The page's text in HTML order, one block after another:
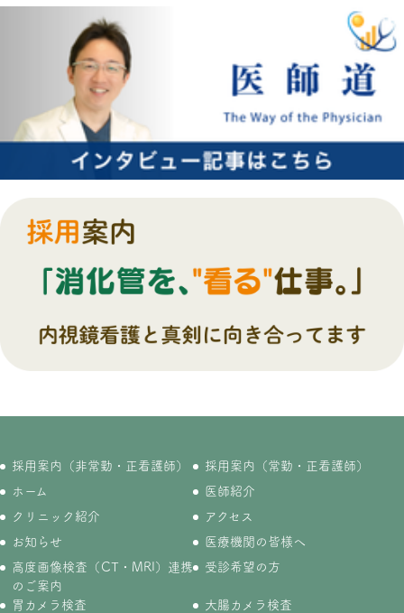
採用案内（非常勤・正看護師）
採用案内（常勤・正看護師）
ホーム
医師紹介
クリニック紹介
アクセス
お知らせ
医療機関の皆様へ
高度画像検査（CT・MRI）連携
のご案内
受診希望の方
胃カメラ検査
大腸カメラ検査